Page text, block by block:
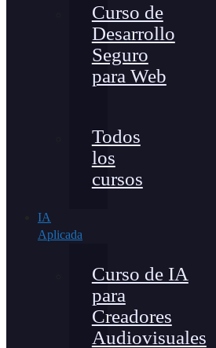
Curso de
Desarrollo
Seguro
para Web
Todos
los
cursos
IA
Aplicada
Curso de IA
para
Creadores
Audiovisuales